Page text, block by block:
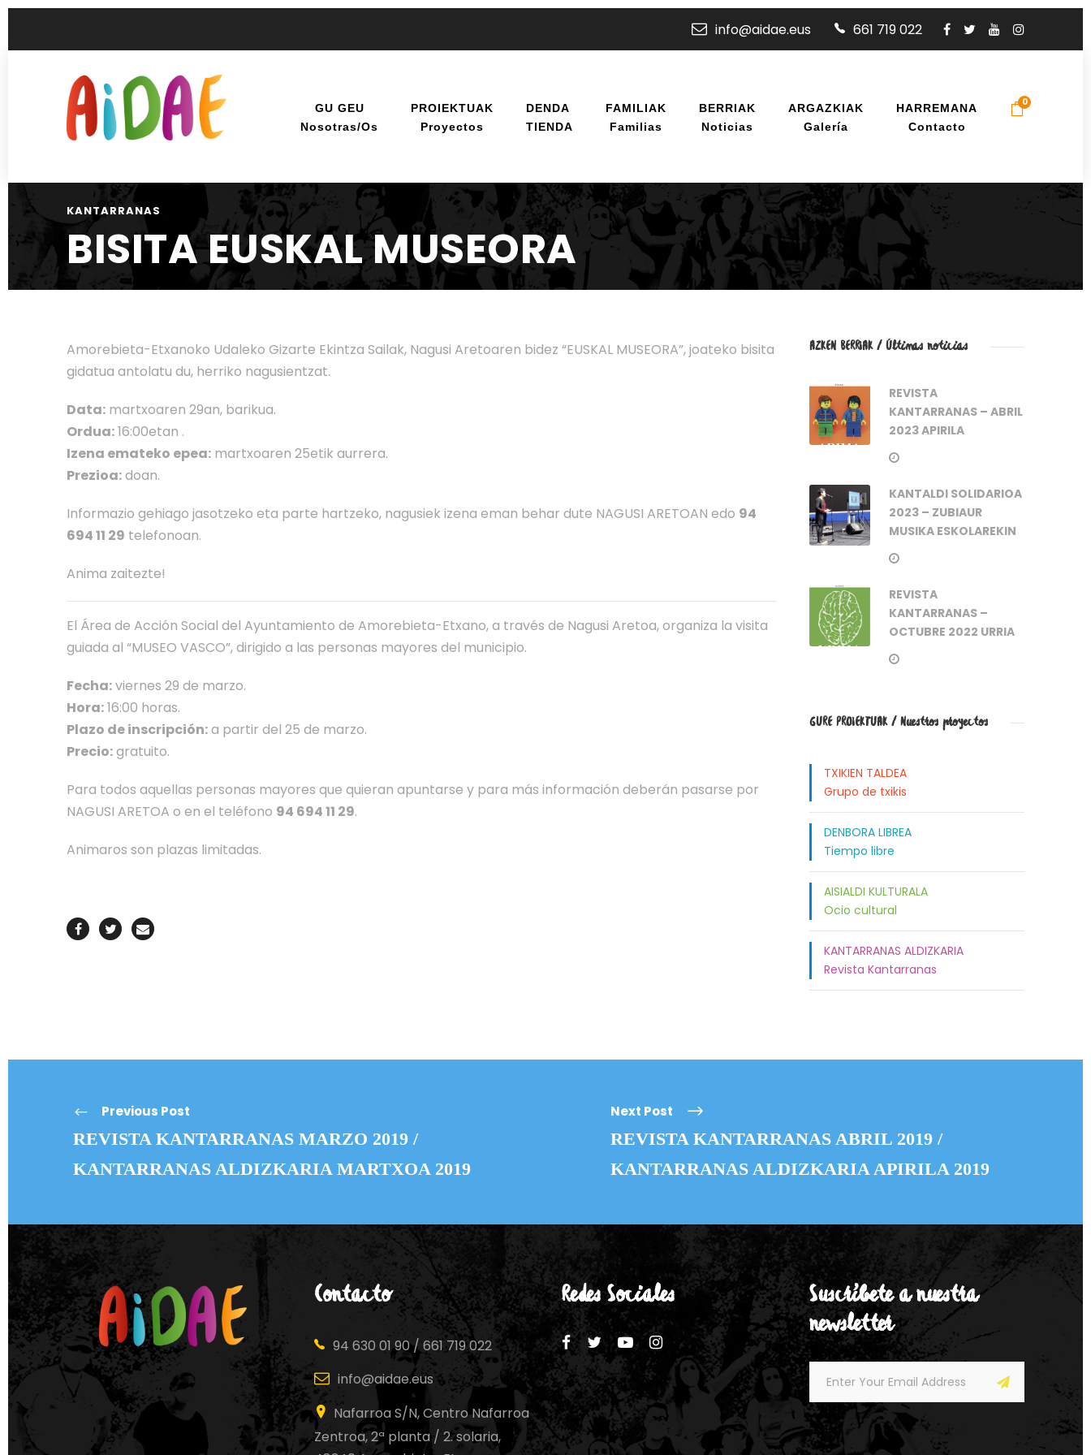
info@aidae.eus 661 719 022
GU GEU
Nosotras/os
PROIEKTUAK
Proyectos
DENDA
TIENDA
FAMILIAK
Familias
BERRIAK
Noticias
ARGAZKIAK
Galería
HARREMANA
Contacto
0
KANTARRANAS
BISITA EUSKAL MUSEORA
Amorebieta-Etxanoko Udaleko Gizarte Ekintza Sailak, Nagusi Aretoaren bidez “EUSKAL MUSEORA”, joateko bisita
gidatua antolatu du, herriko nagusientzat.
Data: martxoaren 29an, barikua.
Ordua:16:00etan .
Izena emateko epea: martxoaren 25etik aurrera.
Prezioa:doan.
Informazio gehiago jasotzeko eta parte hartzeko, nagusiek izena eman behar dute NAGUSI ARETOAN edo 94
694 11 29 telefonoan.
Anima zaitezte!
El Área de Acción Social del Ayuntamiento de Amorebieta-Etxano, a través de Nagusi Aretoa, organiza la visita
guiada al “MUSEO VASCO”, dirigido a las personas mayores del municipio.
Fecha:viernes 29 de marzo.
Hora:16:00 horas.
Plazo de inscripción:a partir del 25 de marzo.
Precio:gratuito.
Para todos aquellas personas mayores que quieran apuntarse y para más información deberán pasarse por
NAGUSI ARETOA o en el teléfono 94 694 11 29.
Animaros son plazas limitadas.
AZKEN BERRIAK / Últimas noticias
REVISTA
KANTARRANAS – ABRIL
2023 APIRILA
KANTALDI SOLIDARIOA
2023 – ZUBIAUR
MUSIKA ESKOLAREKIN
REVISTA
KANTARRANAS –
OCTUBRE 2022 URRIA
GURE PROIEKTUAK / Nuestros proyectos
TXIKIEN TALDEA
Grupo de txikis
DENBORA LIBREA
Tiempo libre
AISIALDI KULTURALA
Ocio cultural
KANTARRANAS ALDIZKARIA
Revista Kantarranas
Previous Post
REVISTA KANTARRANAS MARZO 2019 /
KANTARRANAS ALDIZKARIA MARTXOA 2019
Next Post
REVISTA KANTARRANAS ABRIL 2019 /
KANTARRANAS ALDIZKARIA APIRILA 2019
Contacto
94 630 01 90 / 661 719 022
info@aidae.eus
Nafarroa S/N, Centro Nafarroa
Zentroa, 2ª planta / 2. solaria,
Redes Sociales
Suscríbete a nuestra
newsletter